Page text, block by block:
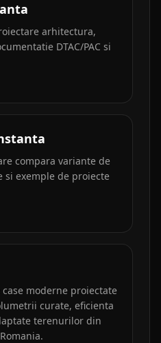
arhitectura,
DTAC/PAC si
compara variante de
si exemple de proiecte
moderne proiectate
curate, eficienta
terenurilor din